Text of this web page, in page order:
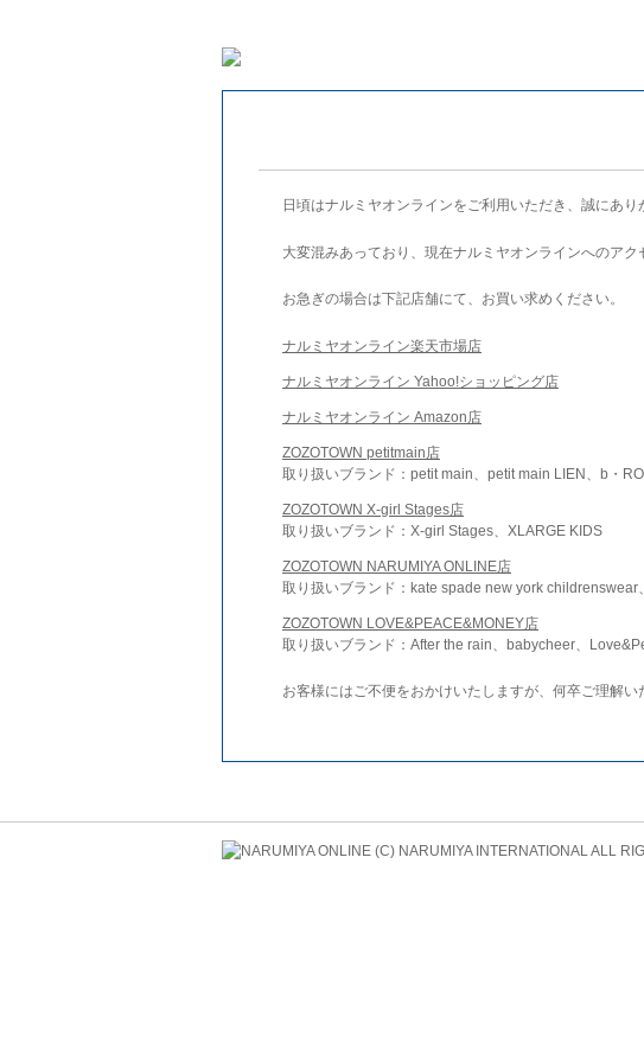
日頃はナルミヤオンラインをご利用いただき、誠にあり
大変混みあっており、現在ナルミヤオンラインへのアク
お急ぎの場合は下記店舗にて、お買い求めください。
ナルミヤオンライン楽天市場店
ナルミヤオンライン Yahoo!ショッピング店
ナルミヤオンライン Amazon店
ZOZOTOWN petitmain店
取り扱いブランド：petit main、petit main LIEN、b・
ZOZOTOWN X-girl Stages店
取り扱いブランド：X-girl Stages、XLARGE KIDS
ZOZOTOWN NARUMIYA ONLINE店
取り扱いブランド：kate spade new york
ZOZOTOWN LOVE&PEACE&MONEY店
取り扱いブランド：After the rain、babycheer、
お客様にはご不便をおかけいたしますが、何卒ご理解い